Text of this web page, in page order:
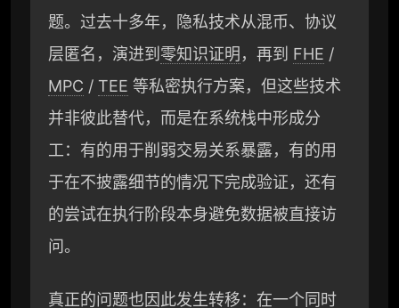
题。过去十多年，隐私技术从混币、协议
层匿名，演进到 零知识证明 ，再到 FHE /
MPC / TEE 等私密执行方案，但这些技术
并非彼此替代，而是在系统栈中形成分
工：有的用于削弱交易关系暴露，有的用
于在不披露细节的情况下完成验证，还有
的尝试在执行阶段本身避免数据被直接访
问。
真正的问题也因此发生转移：在一个同时